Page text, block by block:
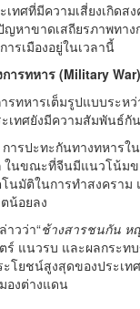
เทศที่มีความเสี่ยงเกิด
หาขาดเสถียรภาพทาง
ารเมืองอยู่ในเวลานี้
ารทหาร (Military War)
รทหารเต็มรูปแบบระห
เทศยังมีความสัมพันธ์
การปะทะกันทางทหาร
ในขณะที่จีนมีแนวโน้ม
นมัติในการทำสงคราม
น้อยลง
าวว่า“ช้างสารชนกัน
ร์ แนวรบ และผลกระท
โยชน์สูงสุดของประเท
องต่างแดน